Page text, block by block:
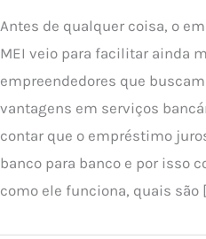
Antes de qualquer coisa, o
MEI veio para facilitar ainda
empreendedores que
vantagens em serviços
contar que o empréstimo
banco para banco e por isso
como ele funciona, quais são